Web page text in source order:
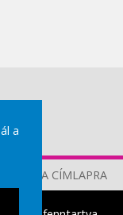
a
A CÍMLAPRA